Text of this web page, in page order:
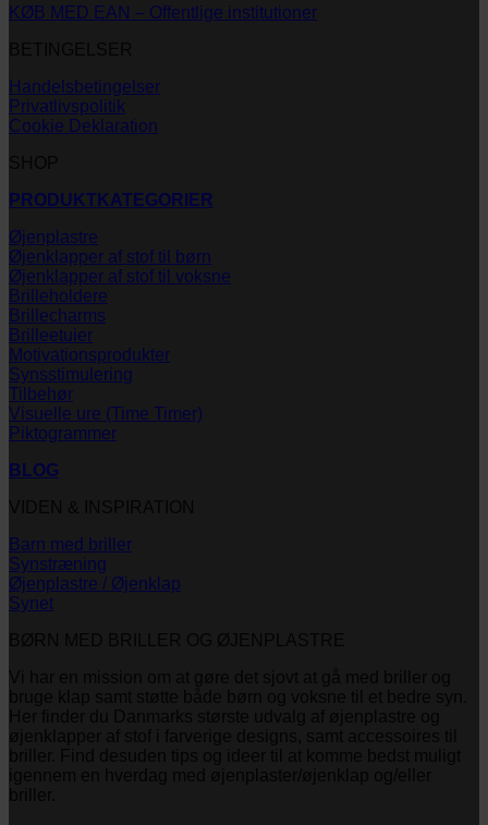
KØB MED EAN – Offentlige institutioner
Handelsbetingelser
Privatlivspolitik
Cookie Deklaration
PRODUKTKATEGORIER
Øjenplastre
Øjenklapper af stof til børn
Øjenklapper af stof til voksne
Brilleholdere
Brillecharms
Brilleetuier
Motivationsprodukter
Synsstimulering
Tilbehør
Visuelle ure (Time Timer)
Piktogrammer
BLOG
Barn med briller
Synstræning
Øjenplastre / Øjenklap
Synet